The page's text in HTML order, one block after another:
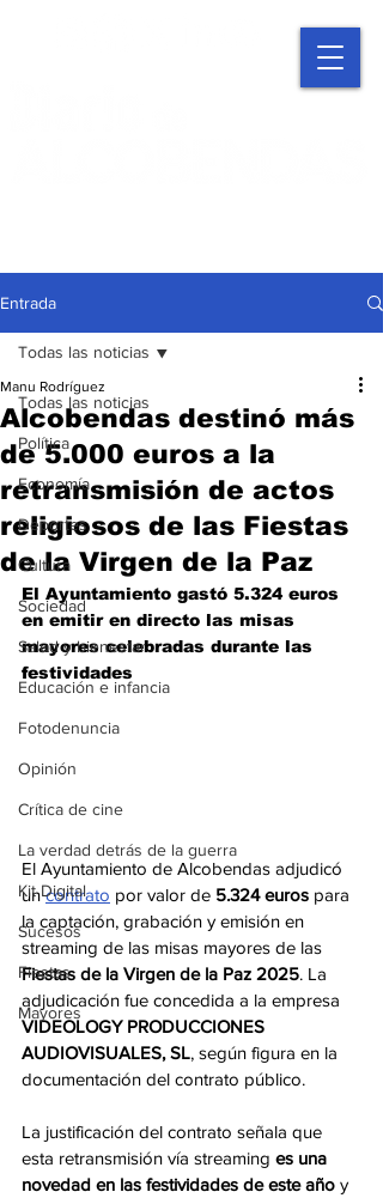
Entrada
Todas las noticias
Política
Economía
Deportes
Cultura
Sociedad
Salud y bienestar
Educación e infancia
Fotodenuncia
Opinión
Crítica de cine
La verdad detrás de la guerra
Kit Digital
Sucesos
Fiestas
Mayores
Todas las noticias
Alcobendas destinó más
de 5.000 euros a la
retransmisión de actos
religiosos de las Fiestas
de la Virgen de la Paz
Manu Rodríguez
El Ayuntamiento gastó 5.324 euros
en emitir en directo las misas
mayores celebradas durante las
festividades
El Ayuntamiento de Alcobendas adjudicó
un contrato por valor de 5.324 euros para
la captación, grabación y emisión en
streaming de las misas mayores de las
Fiestas de la Virgen de la Paz 2025. La
adjudicación fue concedida a la empresa
VIDEOLOGY PRODUCCIONES
AUDIOVISUALES, SL, según figura en la
documentación del contrato público.
La justificación del contrato señala que
esta retransmisión vía streaming es una
novedad en las festividades de este año y